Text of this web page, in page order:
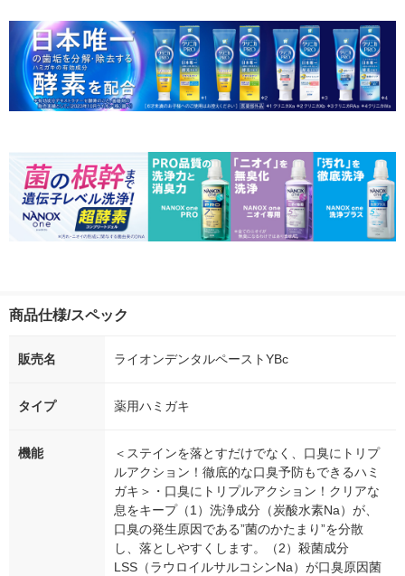
商品仕様/スペック
販売名 ライオンデンタルペーストYBc
タイプ 薬用ハミガキ
機能
＜ステインを落とすだけでなく、口臭にトリプ
ルアクション！徹底的な口臭予防もできるハミ
ガキ＞・口臭にトリプルアクション！クリアな
息をキープ（1）洗浄成分（炭酸水素Na）が、
口臭の発生原因である”菌のかたまり”を分散
し、落としやすくします。（2）殺菌成分
LSS（ラウロイルサルコシンNa）が口臭原因菌